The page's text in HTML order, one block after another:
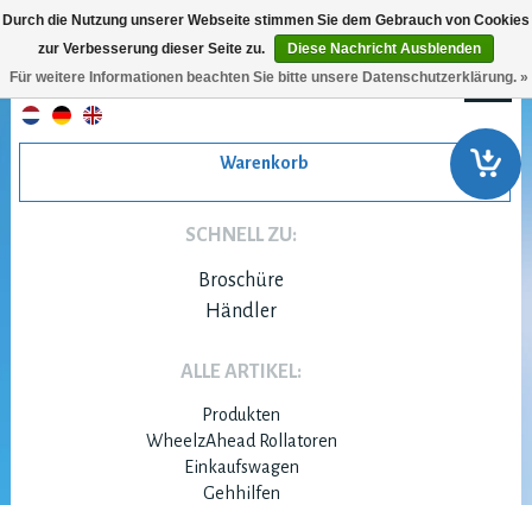
Warenkorb
SCHNELL ZU:
Broschüre
Händler
ALLE ARTIKEL:
Produkten
WheelzAhead Rollatoren
Einkaufswagen
Gehhilfen
Durch die Nutzung unserer Webseite stimmen Sie dem Gebrauch von Cookies
zur Verbesserung dieser Seite zu.
Diese Nachricht Ausblenden
Für weitere Informationen beachten Sie bitte unsere Datenschutzerklärung. »